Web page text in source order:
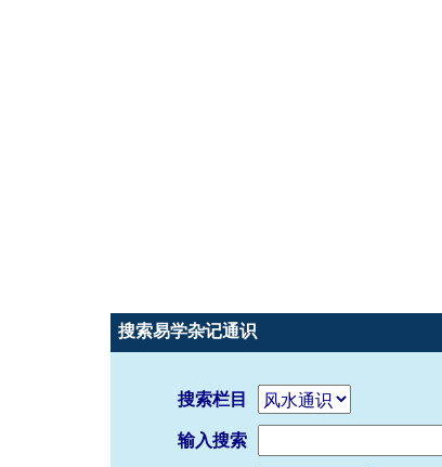
搜索易学杂记通识
搜索栏目
输入搜索